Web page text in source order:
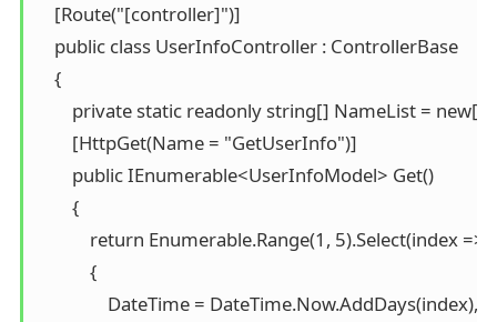
    [Route("[controller]")]
    public class UserInfoController : ControllerBase
    {
private static readonly string[] NameList =
        [HttpGet(Name = "GetUserInfo")]
        public IEnumerable<UserInfoModel> Get()
        {
return Enumerable.Range(1, 5).Select(index
            {
                DateTime = DateTime.Now.AddDays(index),